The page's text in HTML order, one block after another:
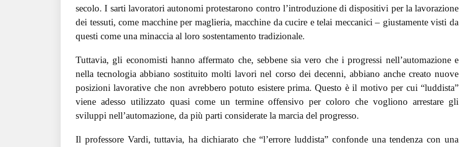
secolo. I sarti lavoratori autonomi protestarono contro l’introduzione di dispositivi per la lavorazione
dei tessuti, come macchine per maglieria, macchine da cucire e telai meccanici – giustamente visti da
questi come una minaccia al loro sostentamento tradizionale.
Tuttavia, gli economisti hanno affermato che, sebbene sia vero che i progressi nell’automazione e
nella tecnologia abbiano sostituito molti lavori nel corso dei decenni, abbiano anche creato nuove
posizioni lavorative che non avrebbero potuto esistere prima. Questo è il motivo per cui “luddista”
viene adesso utilizzato quasi come un termine offensivo per coloro che vogliono arrestare gli
sviluppi nell’automazione, da più parti considerate la marcia del progresso.
Il professore Vardi, tuttavia, ha dichiarato che “l’errore luddista” confonde una tendenza con una